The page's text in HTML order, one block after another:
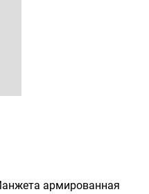
армированная